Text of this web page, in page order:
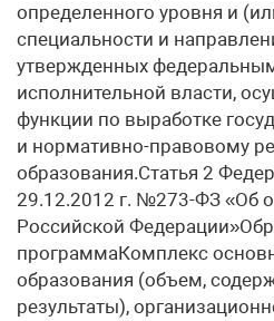
определенного уровня и
специальности и
утвержденных
исполнительной власти,
функции по выработке
и нормативно-правовому
образования.Статья 2
29.12.2012 г. №273-ФЗ «Об
Российской
программаКомплекс
образования (объем,
результаты),